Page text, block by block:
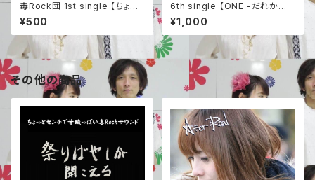
毒Rock団 1st single 【ちょっ
とセンチで甘酸っぱい毒Rock
団サウンド】
¥500
6th single 【ONE -だれかの
ために-】
¥1,000
その他の商品